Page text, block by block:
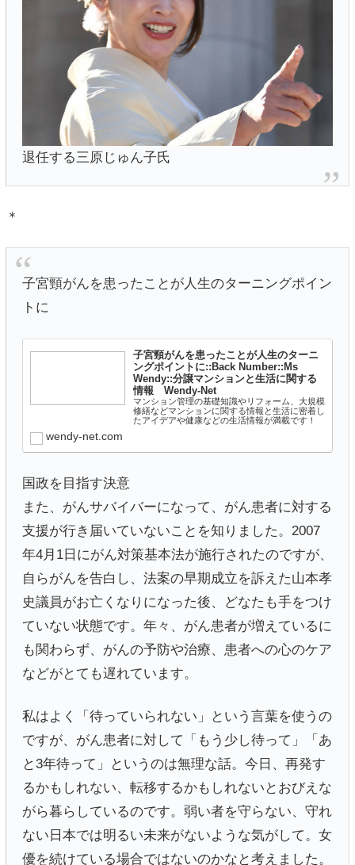
退任する三原じゅん子氏
＊
子宮頸がんを患ったことが人生のターニングポイン
トに
子宮頸がんを患ったことが人生のターニ
ングポイントに::Back Number::Ms
Wendy::分譲マンションと生活に関する
情報 Wendy-Net
マンション管理の基礎知識やリフォーム、大規模
修繕などマンションに関する情報と生活に密着し
たアイデアや健康などの生活情報が満載です！
wendy-net.com
国政を目指す決意
また、がんサバイバーになって、がん患者に対する
支援が行き届いていないことを知りました。2007
年4月1日にがん対策基本法が施行されたのですが、
自らがんを告白し、法案の早期成立を訴えた山本孝
史議員がお亡くなりになった後、どなたも手をつけ
ていない状態です。年々、がん患者が増えているに
も関わらず、がんの予防や治療、患者への心のケア
などがとても遅れています。
私はよく「待っていられない」という言葉を使うの
ですが、がん患者に対して「もう少し待って」「あ
と3年待って」というのは無理な話。今日、再発す
るかもしれない、転移するかもしれないとおびえな
がら暮らしているのです。弱い者を守らない、守れ
ない日本では明るい未来がないような気がして。女
優を続けている場合ではないのかなと考えました。